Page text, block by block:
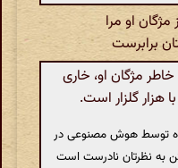
او مرا
برابرست
مژگان او، خاری
هزار گلزار است.
توسط هوش مصنوعی در
به نظرتان نادرست است